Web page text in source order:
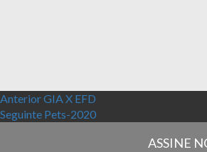
Navegação de Post
AnteriorPost anterior:
GIA X EFD
Seguinte Próximo post:
Pets-2020
ASSINE